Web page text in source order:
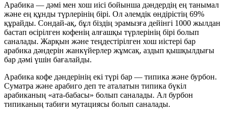
Арабика — дәмі мен хош иісі бойынша дәндердің ең танымал
және ең құнды түрлерінің бірі. Ол әлемдік өндірістің 69%
құрайды. Сондай-ақ, бұл біздің эрамызға дейінгі 1000 жылдан
бастап өсірілген кофенің алғашқы түрлерінің бірі болып
саналады. Жарқын және теңдестірілген хош иістері бар
арабика дәндерін жанкүйерлер жұмсақ, аздып қышқылдығы
бар дәмі үшін бағалайды.
Арабика кофе дәндерінің екі түрі бар — типика және бурбон.
Суматра және арабиго деп те аталатын типика бүкіл
арабиканың «ата-бабасы» болып саналады. Ал бурбон
типиканың табиғи мутациясы болып саналады.